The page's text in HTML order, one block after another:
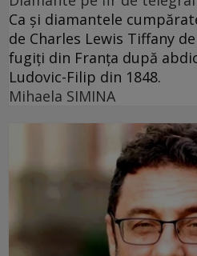
Ca și diamantele
de Charles Lewis Tiffany
fugiți din Franța după
Ludovic-Filip din 1848.
Mihaela SIMINA